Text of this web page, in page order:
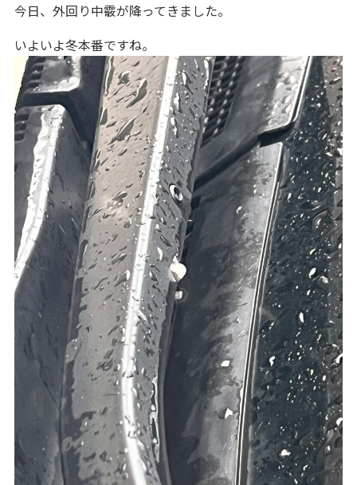
今日、外回り中霰が降ってきました。
いよいよ冬本番ですね。